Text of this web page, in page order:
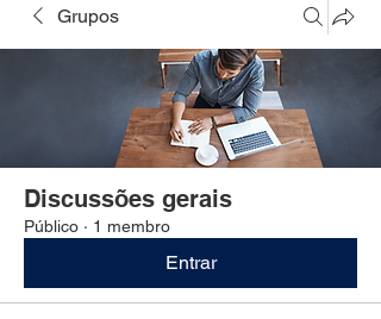
Grupos
Discussões gerais
Público · 1 membro
Entrar